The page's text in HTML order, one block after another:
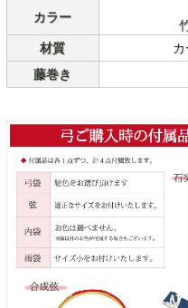
カラー
材質
藤巻き